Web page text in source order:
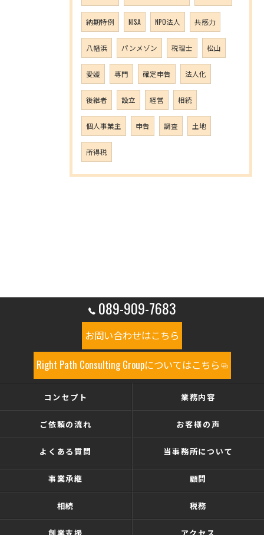
納期特例 NISA NPO法人 共感力
八幡浜 パンメゾン 税理士 松山
愛媛 専門 確定申告 法人化
後継者 設立 経営 相続
個人事業主 申告 調査 土地
所得税
089-909-7683
お問い合わせはこちら
Right Path Consulting Groupについてはこちら
コンセプト 業務内容
ご依頼の流れ お客様の声
よくある質問 当事務所について
事業承継 顧問
相続 税務
創業支援 アクセス